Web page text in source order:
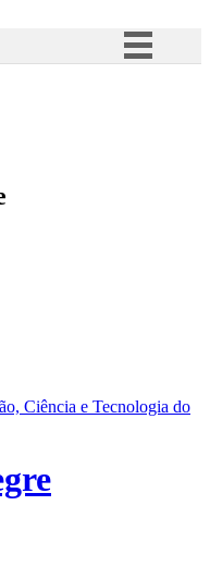
à informação
Ciência e Tecnologia do